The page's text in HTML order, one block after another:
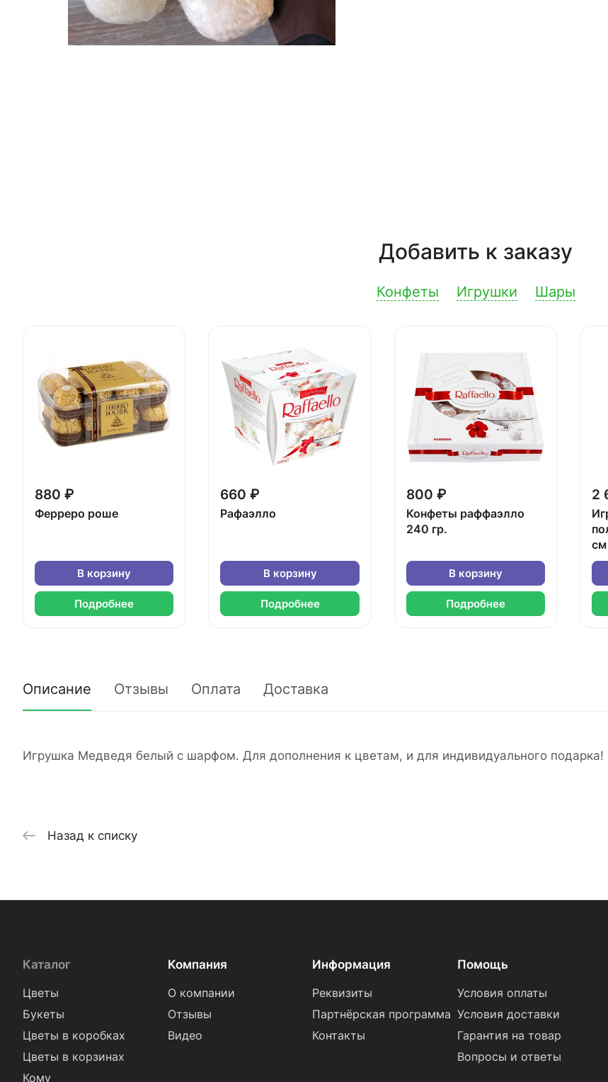
Добавить к заказу
Конфеты Игрушки Шары
880 ₽
Ферреро роше
В корзину
Подробнее
660 ₽
Рафаэлло
В корзину
Подробнее
800 ₽
Конфеты раффаэлло
240 гр.
В корзину
Подробнее
2
см
Описание Отзывы Оплата Доставка
Игрушка Медведя белый с шарфом. Для дополнения к цветам, и для индивидуального подарка!
Назад к списку
Каталог
Цветы
Букеты
Цветы в коробках
Цветы в корзинах
Кому
Компания
О компании
Отзывы
Видео
Информация
Реквизиты
Партнёрская программа
Контакты
Помощь
Условия оплаты
Условия доставки
Гарантия на товар
Вопросы и ответы